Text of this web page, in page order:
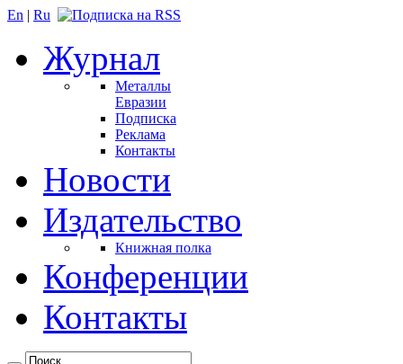
En | Ru
Журнал
Металлы
Евразии
Подписка
Реклама
Контакты
Новости
Издательство
Книжная полка
Конференции
Контакты